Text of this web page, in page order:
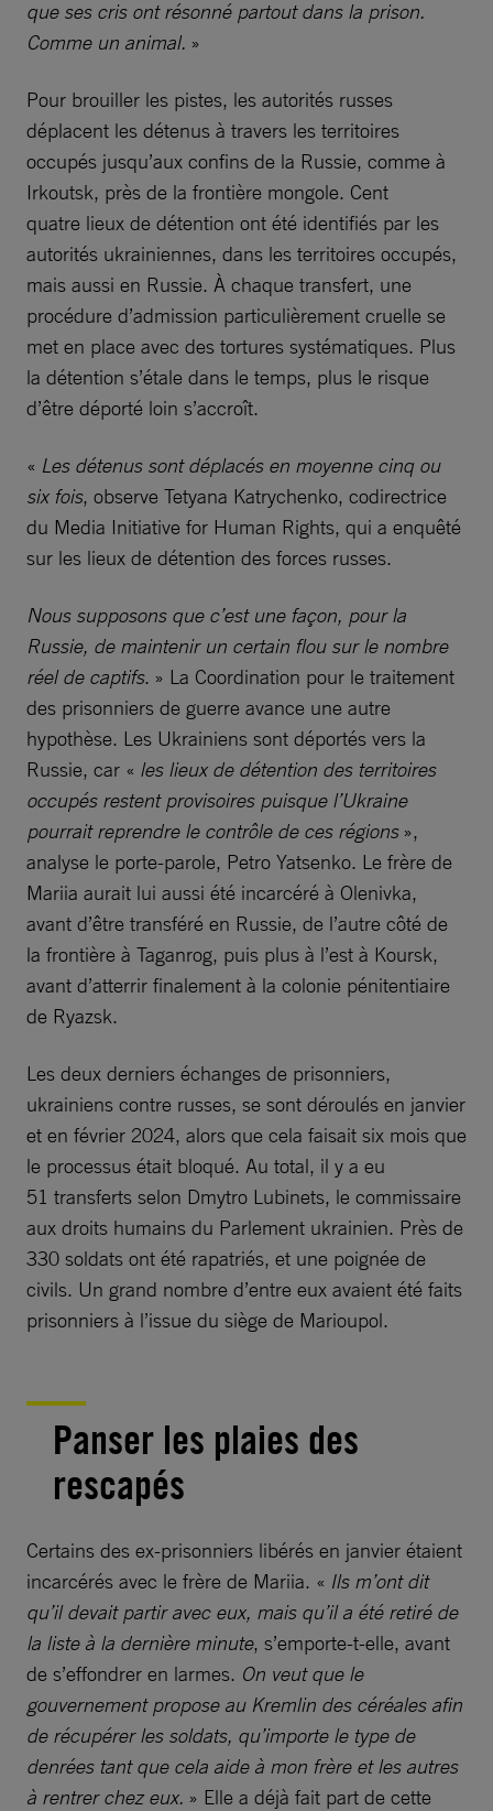
que ses cris ont résonné partout dans la prison.
Comme un animal. »
Pour brouiller les pistes, les autorités russes
déplacent les détenus à travers les territoires
occupés jusqu’aux confins de la Russie, comme à
Irkoutsk, près de la frontière mongole. Cent
quatre lieux de détention ont été identifiés par les
autorités ukrainiennes, dans les territoires occupés,
mais aussi en Russie. À chaque transfert, une
procédure d’admission particulièrement cruelle se
met en place avec des tortures systématiques. Plus
la détention s’étale dans le temps, plus le risque
d’être déporté loin s’accroît.
« Les détenus sont déplacés en moyenne cinq ou
six fois, observe Tetyana Katrychenko, codirectrice
du Media Initiative for Human Rights, qui a enquêté
sur les lieux de détention des forces russes.
Nous supposons que c’est une façon, pour la
Russie, de maintenir un certain flou sur le nombre
réel de captifs. » La Coordination pour le traitement
des prisonniers de guerre avance une autre
hypothèse. Les Ukrainiens sont déportés vers la
Russie, car « les lieux de détention des territoires
occupés restent provisoires puisque l’Ukraine
pourrait reprendre le contrôle de ces régions »,
analyse le porte-parole, Petro Yatsenko. Le frère de
Mariia aurait lui aussi été incarcéré à Olenivka,
avant d’être transféré en Russie, de l’autre côté de
la frontière à Taganrog, puis plus à l’est à Koursk,
avant d’atterrir finalement à la colonie pénitentiaire
de Ryazsk.
Les deux derniers échanges de prisonniers,
ukrainiens contre russes, se sont déroulés en janvier
et en février 2024, alors que cela faisait six mois que
le processus était bloqué. Au total, il y a eu
51 transferts selon Dmytro Lubinets, le commissaire
aux droits humains du Parlement ukrainien. Près de
330 soldats ont été rapatriés, et une poignée de
civils. Un grand nombre d’entre eux avaient été faits
prisonniers à l’issue du siège de Marioupol.
Panser les plaies des
rescapés
Certains des ex-prisonniers libérés en janvier étaient
incarcérés avec le frère de Mariia. « Ils m’ont dit
qu’il devait partir avec eux, mais qu’il a été retiré de
la liste à la dernière minute, s’emporte-t-elle, avant
de s’effondrer en larmes. On veut que le
gouvernement propose au Kremlin des céréales afin
de récupérer les soldats, qu’importe le type de
denrées tant que cela aide à mon frère et les autres
à rentrer chez eux. » Elle a déjà fait part de cette